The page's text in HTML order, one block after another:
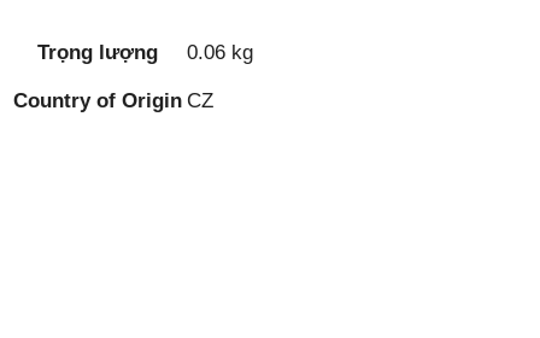
Trọng lượng 0.06 kg
Country of Origin CZ